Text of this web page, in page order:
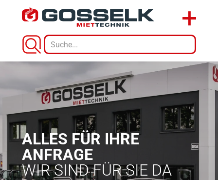
ALLES FÜR IHRE
ANFRAGE
WIR SIND FÜR SIE DA